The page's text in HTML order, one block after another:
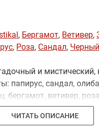
, Бергамот, Ветивер,
, Роза, Сандал,
и
папирус, сандал,
бергамот, ветивер, роза.
ЧИТАТЬ ОПИСАНИЕ